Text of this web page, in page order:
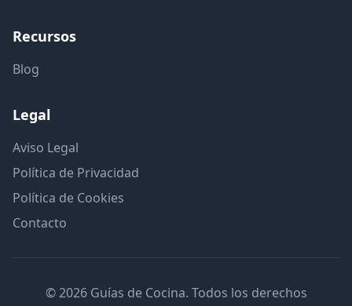
Recursos
Blog
Legal
Aviso Legal
Política de Privacidad
Política de Cookies
Contacto
© 2026 Guías de Cocina. Todos los derechos